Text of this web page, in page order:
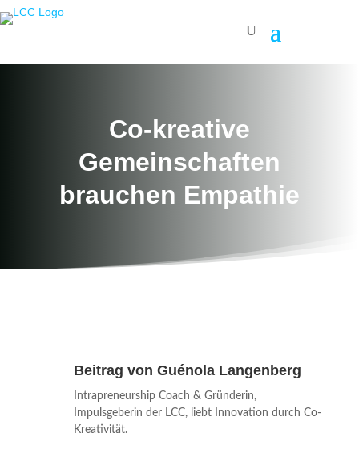
Co-kreative
Gemeinschaften
brauchen Empathie
Beitrag von Guénola Langenberg
Intrapreneurship Coach & Gründerin,
Impulsgeberin der LCC, liebt Innovation durch Co-
Kreativität.